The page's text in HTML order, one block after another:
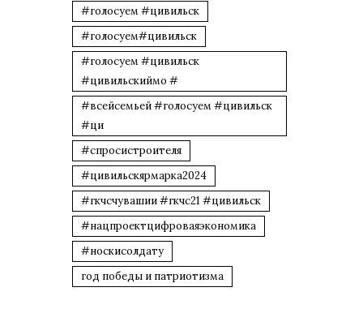
#голосуем #цивильск
#голосуем#цивильск
#голосуем #цивильск
#цивильскиймо #
#всейсемьей #голосуем #цивильск
#ци
#спросистроителя
#цивильскярмарка2024
#гкчсчувашии #гкчс21 #цивильск
#нацпроектцифроваяэкономика
#носкисолдату
год победы и патриотизма